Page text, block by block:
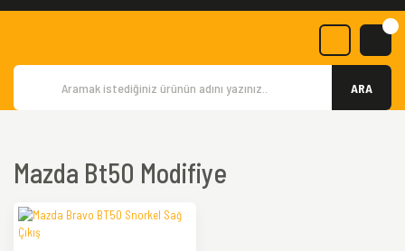
ARA
Mazda Bt50 Modifiye